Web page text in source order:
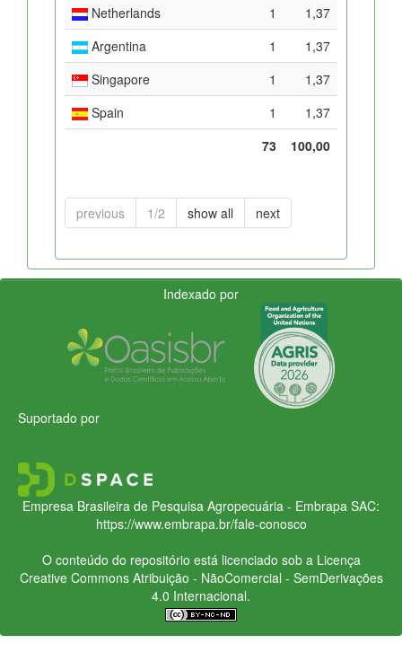
Netherlands 1
1,37
Argentina
1
1,37
Singapore
1
1,37
Spain
1
1,37
73
100,00
previous 1/2 show all next
Indexado por
Suportado por
Empresa Brasileira de Pesquisa Agropecuária - Embrapa SAC:
https://www.embrapa.br/fale-conosco
O conteúdo do repositório está licenciado sob a Licença
Creative CommonsAtribuição - NãoComercial - SemDerivações
4.0 Internacional.